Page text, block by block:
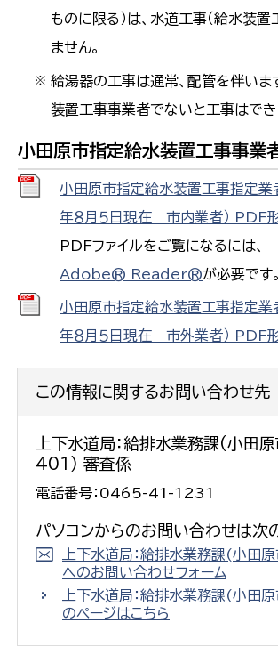
ものに限る）は、水道工事（給水装置
ません。
※ 給湯器の工事は通常、配管を伴いま
装置工事事業者でないと工事はでき
小田原市指定給水装置工事事業
小田原市指定給水装置工事指定業
年８月５日現在 市内業者） PDF
PDFファイルをご覧になるには、
Adobe® Reader®が必要です。
小田原市指定給水装置工事指定業
年８月５日現在 市外業者） PDF
この情報に関するお問い合わせ先
上下水道局：給排水業務課(小田
401) 審査係
電話番号：0465-41-1231
パソコンからのお問い合わせは次
上下水道局：給排水業務課(小田
へのお問い合わせフォーム
上下水道局：給排水業務課(小田
のページはこちら